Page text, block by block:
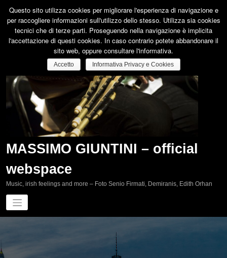
contenuto
MASSIMO GIUNTINI – official
webspace
Music, irish feelings and more – Foto Senio Firmati, Demiranis, Edith Orhan
Questo sito utilizza cookies per migliorare l'esperienza di navigazione e
per raccogliere informazioni sull'utilizzo dello stesso. Utilizza sia cookies
tecnici che di terze parti. Proseguendo nella navigazione è implicita
l'accettazione di questi cookies. In caso contrario potete abbandonare il
sito web, oppure consultare l'informativa.
Accetto Informativa Privacy e Cookies